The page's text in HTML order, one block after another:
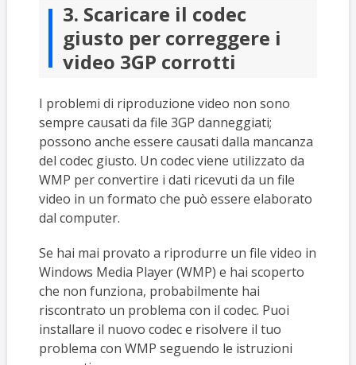
3. Scaricare il codec
giusto per correggere i
video 3GP corrotti
I problemi di riproduzione video non sono
sempre causati da file 3GP danneggiati;
possono anche essere causati dalla mancanza
del codec giusto. Un codec viene utilizzato da
WMP per convertire i dati ricevuti da un file
video in un formato che può essere elaborato
dal computer.
Se hai mai provato a riprodurre un file video in
Windows Media Player (WMP) e hai scoperto
che non funziona, probabilmente hai
riscontrato un problema con il codec. Puoi
installare il nuovo codec e risolvere il tuo
problema con WMP seguendo le istruzioni